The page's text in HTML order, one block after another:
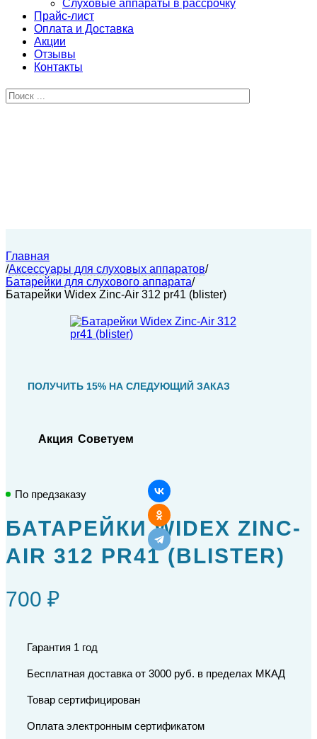
Слуховые аппараты в рассрочку
Прайс-лист
Оплата и Доставка
Акции
Отзывы
Контакты
Главная
/Аксессуары для слуховых аппаратов/
Батарейки для слухового аппарата/
Батарейки Widex Zinc-Air 312 pr41 (blister)
ПОЛУЧИТЬ 15% НА СЛЕДУЮЩИЙ ЗАКАЗ
Акция Советуем
По предзаказу
БАТАРЕЙКИ WIDEX ZINC-
AIR 312 PR41 (BLISTER)
700 ₽
Гарантия 1 год
Бесплатная доставка от 3000 руб. в пределах МКАД
Товар сертифицирован
Оплата электронным сертификатом